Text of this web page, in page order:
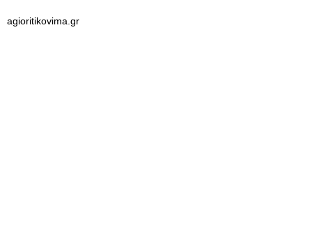
agioritikovima.gr